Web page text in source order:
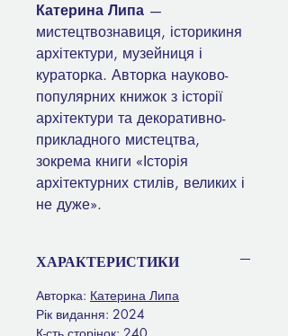
Катерина Липа —
мистецтвознавиця, історикиня
архітектури, музейниця і
кураторка. Авторка науково-
популярних книжок з історії
архітектури та декоративно-
прикладного мистецтва,
зокрема книги «Історія
архітектурних стилів, великих і
не дуже».
ХАРАКТЕРИСТИКИ
Авторка: Катерина Липа
Рік видання: 2024